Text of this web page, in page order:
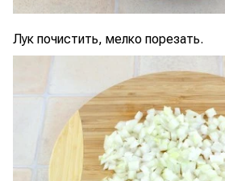
Лук почистить, мелко порезать.